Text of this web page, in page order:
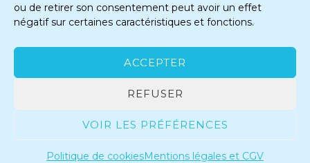
ou de retirer son consentement peut avoir un effet
négatif sur certaines caractéristiques et fonctions.
ACCEPTER
REFUSER
VOIR LES PRÉFÉRENCES
Politique de cookiesMentions légales et CGV
© 2026 Corentine Coach & Conseil — Tous
Mentions légales & CGV
Politique de cookies